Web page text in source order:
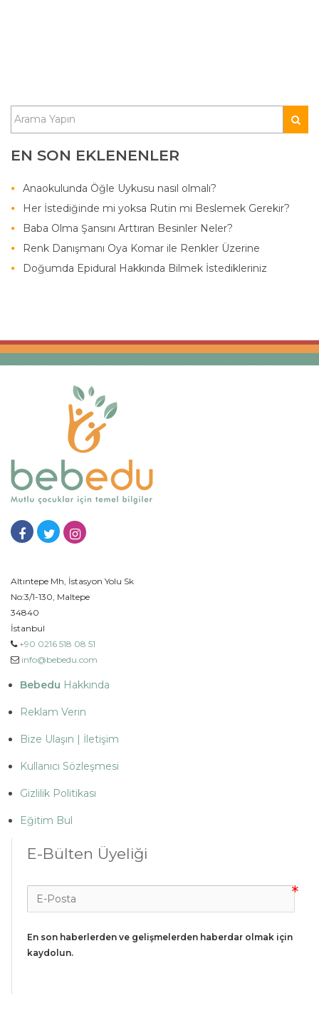
EN SON EKLENENLER
Anaokulunda Öğle Uykusu nasıl olmalı?
Her İstediğinde mi yoksa Rutin mi Beslemek Gerekir?
Baba Olma Şansını Arttıran Besinler Neler?
Renk Danışmanı Oya Komar ile Renkler Üzerine
Doğumda Epidural Hakkında Bilmek İstedikleriniz
Altıntepe Mh, İstasyon Yolu Sk
No:3/1-130, Maltepe
34840
İstanbul
+90 0216 518 08 51
info@bebedu.com
Bebedu Hakkında
Reklam Verin
Bize Ulaşın | İletişim
Kullanıcı Sözleşmesi
Gizlilik Politikası
Eğitim Bul
E-Bülten Üyeliği
En son haberlerden ve gelişmelerden haberdar olmak için
kaydolun.